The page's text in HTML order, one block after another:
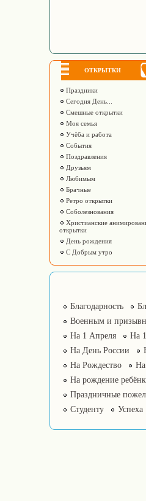
ОТКРЫТКИ
Праздники
Сегодня День...
Смешные открытки
Моя семья
Учёба и работа
События
Поздравления
Друзьям
Любимым
Брачные
Ретро открытки
Соболезнования
Христианские
открытки
День рождения
С Добрым утро
Благодарность
Военным и
На 1 Апреля
На
На День России
На Рождество
На
На рождение
Праздничные
Студенту
Успеха